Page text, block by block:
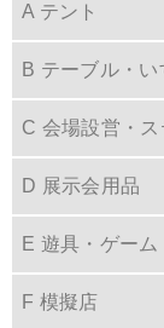
A テント
B テーブル・い
C 会場設営・ス
D 展示会用品
E 遊具・ゲーム
F 模擬店